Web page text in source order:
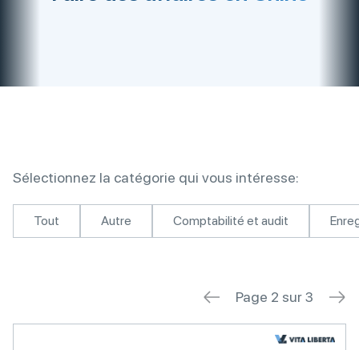
Sélectionnez la catégorie qui vous intéresse:
Tout Autre Comptabilité et audit
Page 2 sur 3